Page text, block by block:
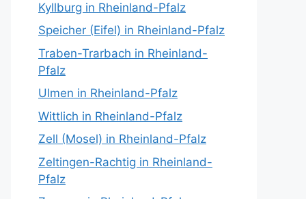
Kyllburg in Rheinland-Pfalz
Speicher (Eifel) in Rheinland-Pfalz
Traben-Trarbach in Rheinland-
Pfalz
Ulmen in Rheinland-Pfalz
Wittlich in Rheinland-Pfalz
Zell (Mosel) in Rheinland-Pfalz
Zeltingen-Rachtig in Rheinland-
Pfalz